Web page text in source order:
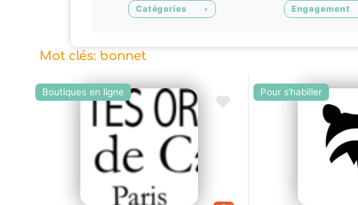
Catégories Engagement
Mot clés: bonnet
Boutiques en ligne Ajouter en Favoris
Pour s’habiller